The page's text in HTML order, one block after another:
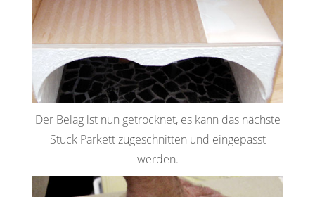
Der Belag ist nun getrocknet, es kann das nächste
Stück Parkett zugeschnitten und eingepasst
werden.